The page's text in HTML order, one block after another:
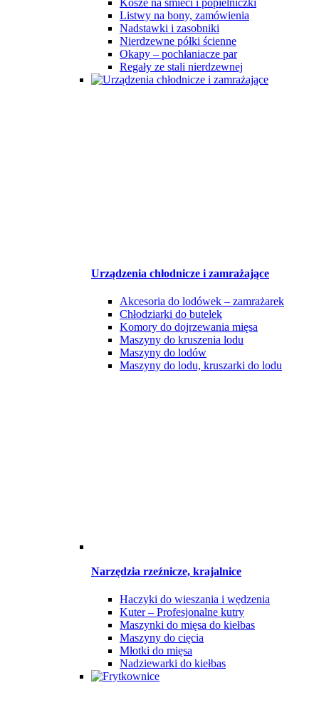
Kosze na śmieci i popielniczki
Listwy na bony, zamówienia
Nadstawki i zasobniki
Nierdzewne półki ścienne
Okapy – pochłaniacze par
Regały ze stali nierdzewnej
Urządzenia chłodnicze i zamrażające
Akcesoria do lodówek – zamrażarek
Chłodziarki do butelek
Komory do dojrzewania mięsa
Maszyny do kruszenia lodu
Maszyny do lodów
Maszyny do lodu, kruszarki do lodu
Narzędzia rzeźnicze, krajalnice
Haczyki do wieszania i wędzenia
Kuter – Profesjonalne kutry
Maszynki do mięsa do kiełbas
Maszyny do cięcia
Młotki do mięsa
Nadziewarki do kiełbas